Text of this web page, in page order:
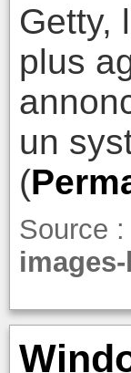
Getty,
plus
un
(
Source :